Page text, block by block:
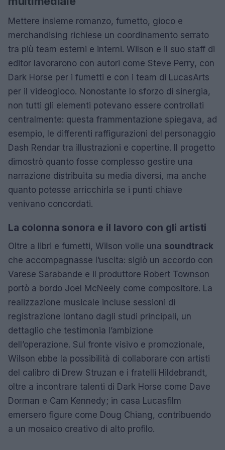
Mettere insieme romanzo, fumetto, gioco e
merchandising richiese un coordinamento serrato
tra più team esterni e interni. Wilson e il suo staff di
editor lavorarono con autori come Steve Perry, con
Dark Horse per i fumetti e con i team di LucasArts
per il videogioco. Nonostante lo sforzo di sinergia,
non tutti gli elementi potevano essere controllati
centralmente: questa frammentazione spiegava, ad
esempio, le differenti raffigurazioni del personaggio
Dash Rendar tra illustrazioni e copertine. Il progetto
dimostrò quanto fosse complesso gestire una
narrazione distribuita su media diversi, ma anche
quanto potesse arricchirla se i punti chiave
venivano concordati.
La colonna sonora e il lavoro con gli artisti
Oltre a libri e fumetti, Wilson volle una soundtrack
che accompagnasse l’uscita: siglò un accordo con
Varese Sarabande e il produttore Robert Townson
portò a bordo Joel McNeely come compositore. La
realizzazione musicale incluse sessioni di
registrazione lontano dagli studi principali, un
dettaglio che testimonia l’ambizione
dell’operazione. Sul fronte visivo e promozionale,
Wilson ebbe la possibilità di collaborare con artisti
del calibro di Drew Struzan e i fratelli Hildebrandt,
oltre a incontrare talenti di Dark Horse come Dave
Dorman e Cam Kennedy; in casa Lucasfilm
emersero figure come Doug Chiang, contribuendo
a un mosaico creativo di alto profilo.